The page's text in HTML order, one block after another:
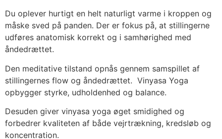
Du oplever hurtigt en helt naturligt varme i kroppen og
måske sved på panden. Der er fokus på, at stillingerne
udføres anatomisk korrekt og i samhørighed med
åndedrættet.
Den meditative tilstand opnås gennem samspillet af
stillingernes flow og åndedrættet. Vinyasa Yoga
opbygger styrke, udholdenhed og balance.
Desuden giver vinyasa yoga øget smidighed og
forbedrer kvaliteten af både vejrtrækning, kredsløb og
koncentration.